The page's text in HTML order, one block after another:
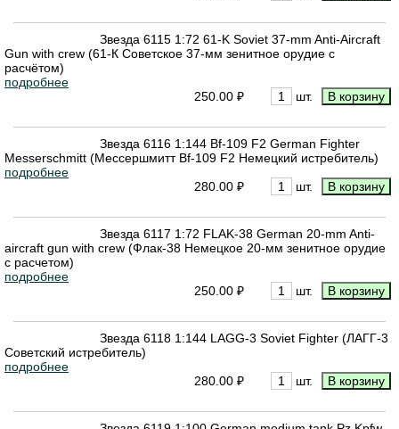
Звезда 6115 1:72 61-K Soviet 37-mm Anti-Aircraft
Gun with crew (61-К Советское 37-мм зенитное орудие с
расчётом)
подробнее
250.00 ₽
шт.
Звезда 6116 1:144 Bf-109 F2 German Fighter
Messerschmitt (Мессершмитт Bf-109 F2 Немецкий истребитель)
подробнее
280.00 ₽
шт.
Звезда 6117 1:72 FLAK-38 German 20-mm Anti-
aircraft gun with crew (Флак-38 Немецкое 20-мм зенитное орудие
с расчетом)
подробнее
250.00 ₽
шт.
Звезда 6118 1:144 LAGG-3 Soviet Fighter (ЛАГГ-3
Советский истребитель)
подробнее
280.00 ₽
шт.